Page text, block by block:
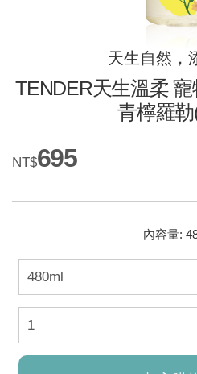
天生自然，
TENDER天生溫柔
青檸羅
NT$695
內容量: